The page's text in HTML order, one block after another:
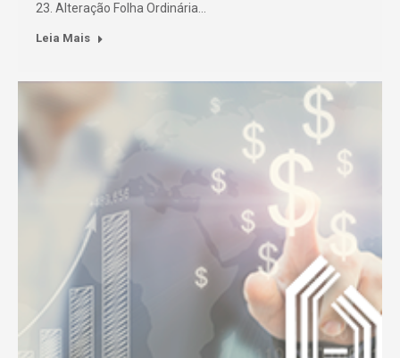
23. Alteração Folha Ordinária…
Leia Mais